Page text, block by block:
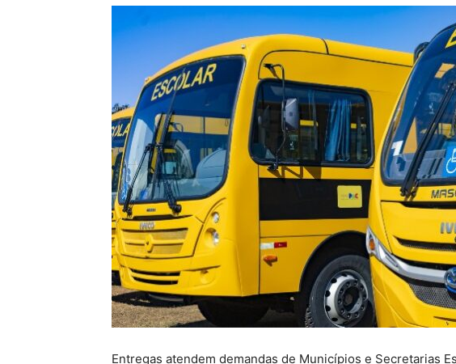
Entregas atendem demandas de Municípios e Secretarias